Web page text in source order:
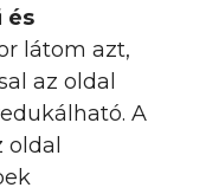
és
látom azt,
az oldal
A
oldal